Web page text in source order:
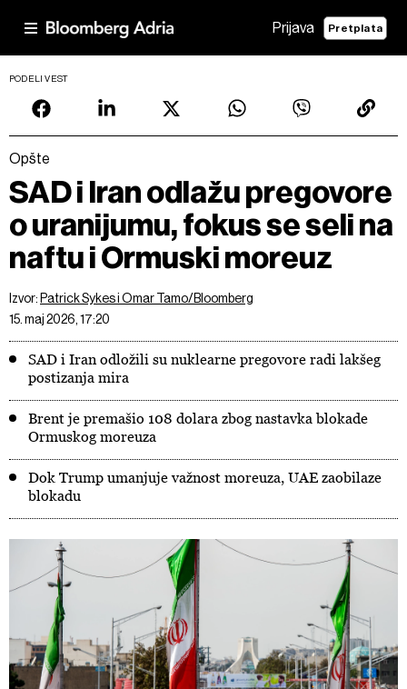
Prijava Pretplata
PODELI VEST
Opšte
SAD i Iran odlažu pregovore
o uranijumu, fokus se seli na
naftu i Ormuski moreuz
Izvor: Patrick Sykes i Omar Tamo/Bloomberg
15. maj 2026, 17:20
SAD i Iran odložili su nuklearne pregovore radi lakšeg
postizanja mira
Brent je premašio 108 dolara zbog nastavka blokade
Ormuskog moreuza
Dok Trump umanjuje važnost moreuza, UAE zaobilaze
blokadu